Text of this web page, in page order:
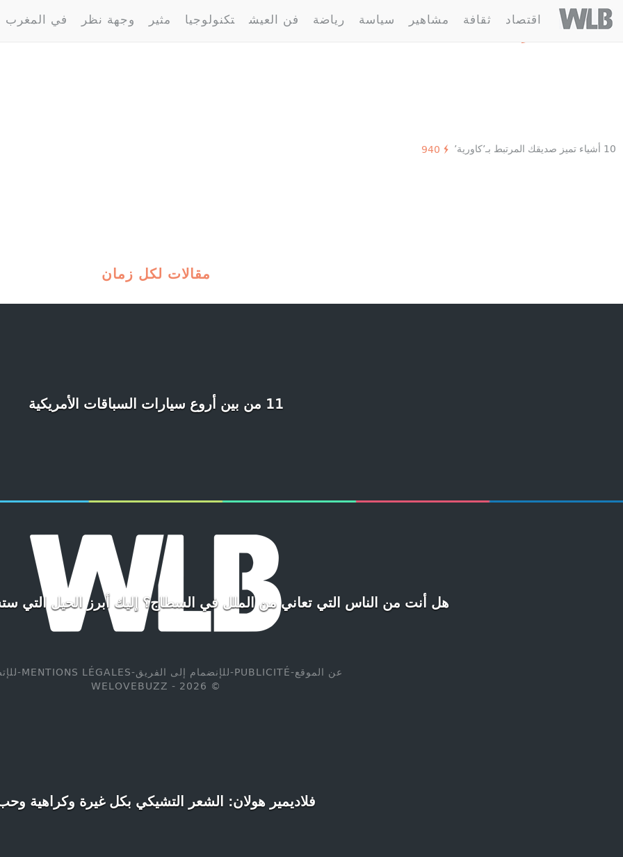
Welovebuzz
اقتصاد ثقافة مشاهير سياسة رياضة فن العيش تكنولوجيا مثير وجهة نظر في المغرب
1 مقالة : غربيات
10 أشياء تميز صديقك المرتبط بـ’كاورية’
مقالات لكل زمان
11 من بين أروع سيارات السباقات الأمريكية
هل أنت من الناس التي تعاني من الملل في السطاج؟ إليك أبرز الحيل
فلاديمير هولان: الشعر التشيكي بكل غيرة وكراهية
عن الموقع-
PUBLICITÉ
-للإنضمام إلى الفريق-
MENTIONS LÉGALES
-
© WELOVEBUZZ - 2026